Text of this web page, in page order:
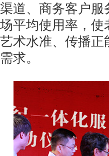
渠道、商务客户
场平均使用率，
艺术水准、传播
需求。